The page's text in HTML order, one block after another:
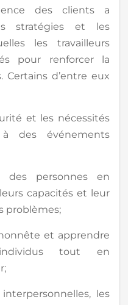
des clients a
stratégies et les
les travailleurs
pour renforcer la
Certains d’entre eux
et les nécessités
des événements
des personnes en
capacités et leur
problèmes;
et apprendre
tout en
les